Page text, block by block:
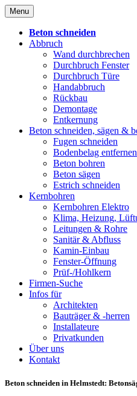
Skip
to
content
Menu
Beton schneiden
Abbruch
Wand durchbrechen
Durchbruch Fenster
Durchbruch Türe
Handabbruch
Rückbau
Demontage
Entkernung
Beton schneiden, sägen &
Fugen schneiden
Bodenbelag entfernen
Beton bohren
Beton sägen
Estrich schneiden
Kernbohren
Kernbohren Elektro
Klima, Heizung,
Leitungen & Rohre
Sanitär & Abfluss
Kamin-Einbau
Fenster-Öffnung
Prüf-/Hohlkern
Firmen-Suche
Infos für
Architekten
Bauträger & -herren
Installateure
Privatkunden
Über uns
Kontakt
Beton schneiden in Helmstedt: